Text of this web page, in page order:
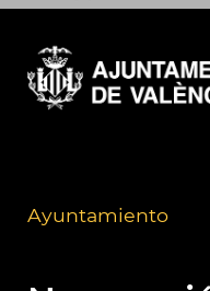
Ayuntamiento